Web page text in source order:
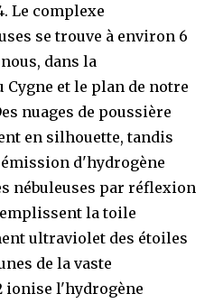
Le complexe
se trouve à environ 6
dans la
et le plan de notre
nuages de poussière
en silhouette, tandis
d'hydrogène
nébuleuses par réflexion
la toile
ultraviolet des étoiles
de la vaste
ionise l'hydrogène